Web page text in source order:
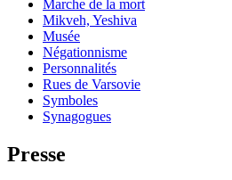
Marche de la mort
Mikveh, Yeshiva
Musée
Négationnisme
Personnalités
Rues de Varsovie
Symboles
Synagogues
Presse